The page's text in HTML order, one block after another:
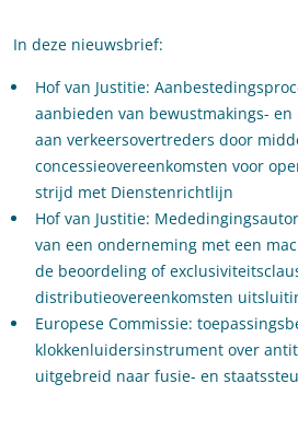
In deze nieuwsbrief:
Hof van Justitie:
aanbieden van bewustmakings-
aan verkeersovertreders door
concessieovereenkomsten voor
strijd met Dienstenrichtlijn
Hof van Justitie:
van een onderneming met een
de beoordeling of
distributieovereenkomsten
Europese Commissie:
klokkenluidersinstrument over
uitgebreid naar fusie- en